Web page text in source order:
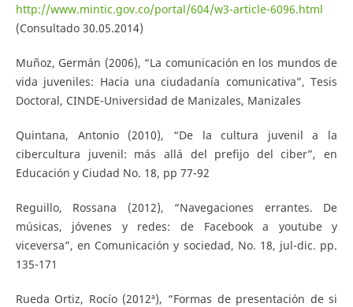
http://www.mintic.gov.co/portal/604/w3-article-6096.html
(Consultado 30.05.2014)
Muñoz, Germán (2006), “La comunicación en los mundos de
vida juveniles: Hacia una ciudadanía comunicativa”, Tesis
Doctoral, CINDE-Universidad de Manizales, Manizales
Quintana, Antonio (2010), “De la cultura juvenil a la
cibercultura juvenil: más allá del prefijo del ciber”, en
Educación y Ciudad No. 18, pp 77-92
Reguillo, Rossana (2012), “Navegaciones errantes. De
músicas, jóvenes y redes: de Facebook a youtube y
viceversa”, en Comunicación y sociedad, No. 18, jul-dic. pp.
135-171
Rueda Ortiz, Rocío (2012ª), “Formas de presentación de si